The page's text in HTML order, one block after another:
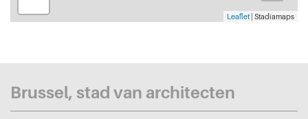
Leaflet | Stadiamaps
Brussel, stad van architecten